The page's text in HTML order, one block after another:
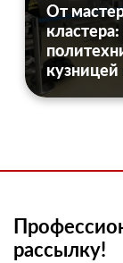
От
кузницей
рассылку!